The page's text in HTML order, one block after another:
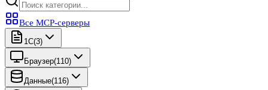
Все MCP-серверы
1C(3)
Браузер(110)
Данные(116)